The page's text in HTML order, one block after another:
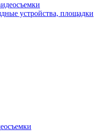
устройства, площадки